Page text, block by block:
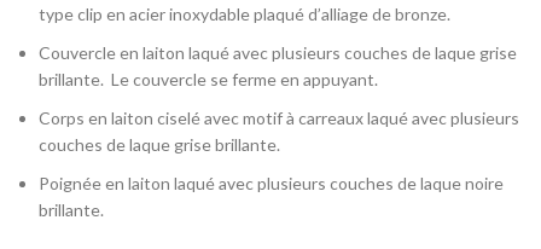
type clip en acier inoxydable plaqué d’alliage de bronze.
Couvercle en laiton laqué avec plusieurs couches de laque grise
brillante. Le couvercle se ferme en appuyant.
Corps en laiton ciselé avec motif à carreaux laqué avec plusieurs
couches de laque grise brillante.
Poignée en laiton laqué avec plusieurs couches de laque noire
brillante.